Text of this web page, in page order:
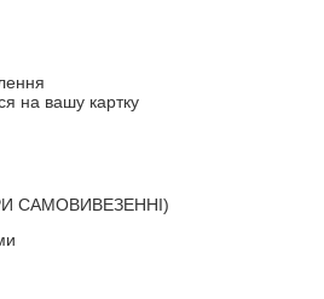
на вашу картку
САМОВИВЕЗЕННІ)